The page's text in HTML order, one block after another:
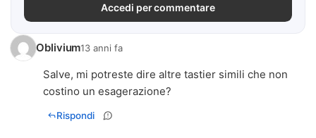
Accedi per commentare
Oblivium13 anni fa
Salve, mi potreste dire altre tastier simili che non
costino un esagerazione?
Rispondi